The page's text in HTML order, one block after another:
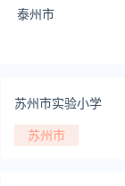
泰州市
苏州市实验小学
苏州市